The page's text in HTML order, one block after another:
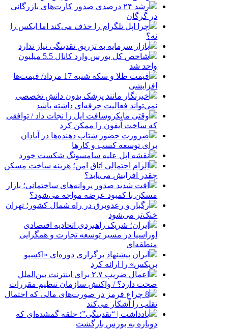
رشد ۲۴ درصدی صدور کارت‌های بازرگانی
در گرگان
چرا اپل تلگرام را حذف می‌کند اما ایکس را
نه؟
بازار سرمایه به تزریق نقدینگی نیاز ندارد
شاخص کل بورس وارد کانال 5.5 میلیون
واحد شد
قیمت طلا و سکه شنبه 17 مرداد/ قیمت‌ها
افزایشی
خبرنگار مانند پزشک بدون دانش تخصصی
نمی‌تواند فعالیت حرفه‌ای داشته باشد
وقتی مایکروسافت اپل را نجات داد / توافقی
که ساخت آیفون را ممکن کرد
ضرورت حضور شتاب ‌دهنده‌ها در آبادان
برای توسعه کسب‌ و کارها
نقشه اپل علیه سامسونگ شکست خورد
الزام احتمالی اتاق امن؛ هزینه ساخت مسکن
چقدر افزایش می‌یابد؟
افت شدید صدور پروانه‌های ساختمانی؛ بازار
مسکن با کمبود عرضه مواجه می‌شود؟
رگبار و رعدوبرق در راه شمال کشور؛ تهران
خنک‌تر می‌شود
ایران؛ شریک راهبردی اتحادیه اقتصادی
اوراسیا در مسیر توسعه تجارت و همگرایی
منطقه‌ای
ایران پیشنهاد برگزاری دوره‌ای «اکسپو
بریکس» را ارائه کرد
اعمال ضریب ۲.۷ برای اینترنت بین‌الملل
صحت دارد؟ / واکنش سازمان تنظیم مقررات
8 چراغ قرمز در صورت‌های مالی که احتمال
تقلب را آشکار می‌کند
یادداشت | “نقدینگی”؛ حلقه گمشده‌ای که
دوباره به بورس بازگشت